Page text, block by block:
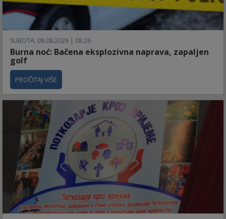
SUBOTA, 08.08.2026 | 08:26
Burna noć: Bačena eksplozivna naprava, zapaljen
golf
PROČITAJ VIŠE